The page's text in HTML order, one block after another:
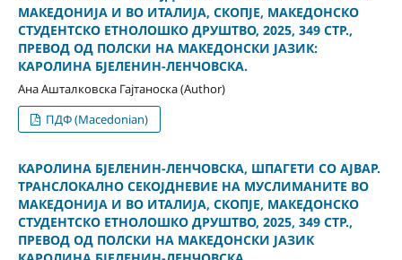
МАКЕДОНИЈА И ВО ИТАЛИЈА, СКОПЈЕ, МАКЕДОНСКО
СТУДЕНТСКО ЕТНОЛОШКО ДРУШТВО, 2025, 349 СТР.,
ПРЕВОД ОД ПОЛСКИ НА МАКЕДОНСКИ ЈАЗИК:
КАРОЛИНА БЈЕЛЕНИН-ЛЕНЧОВСКА.
Ана Ашталковска Гајтаноска (Author)
ПДФ (Macedonian)
КАРОЛИНА БЈЕЛЕНИН-ЛЕНЧОВСКА, ШПАГЕТИ СО АЈВАР.
ТРАНСЛОКАЛНО СЕКОЈДНЕВИЕ НА МУСЛИМАНИТЕ ВО
МАКЕДОНИЈА И ВО ИТАЛИЈА, СКОПЈЕ, МАКЕДОНСКО
СТУДЕНТСКО ЕТНОЛОШКО ДРУШТВО, 2025, 349 СТР.,
ПРЕВОД ОД ПОЛСКИ НА МАКЕДОНСКИ ЈАЗИК